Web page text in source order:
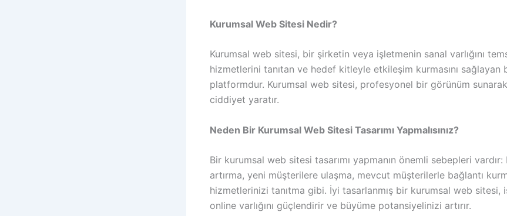
Kurumsal Web Sitesi Nedir?
Kurumsal web sitesi, bir şirketin veya işletmenin sanal varlığını
hizmetlerini tanıtan ve hedef kitleyle etkileşim kurmasını sağlayan
platformdur. Kurumsal web sitesi, profesyonel bir görünüm
ciddiyet yaratır.
Neden Bir Kurumsal Web Sitesi Tasarımı Yapmalısınız?
Bir kurumsal web sitesi tasarımı yapmanın önemli sebepleri
artırma, yeni müşterilere ulaşma, mevcut müşterilerle bağlantı
hizmetlerinizi tanıtma gibi. İyi tasarlanmış bir kurumsal web sitesi,
online varlığını güçlendirir ve büyüme potansiyelinizi artırır.